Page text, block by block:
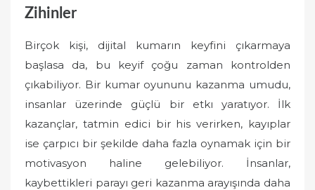
Zihinler
Birçok kişi, dijital kumarın keyfini çıkarmaya
başlasa da, bu keyif çoğu zaman kontrolden
çıkabiliyor. Bir kumar oyununu kazanma umudu,
insanlar üzerinde güçlü bir etkı yaratıyor. İlk
kazançlar, tatmin edici bir his verirken, kayıplar
ise çarpıcı bir şekilde daha fazla oynamak için bir
motivasyon haline gelebiliyor. İnsanlar,
kaybettikleri parayı geri kazanma arayışında daha